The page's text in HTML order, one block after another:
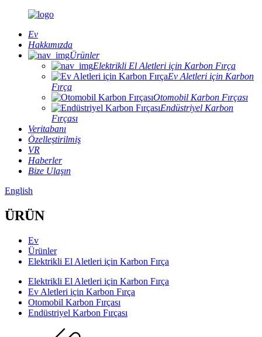
Ev
Hakkımızda
Ürünler
Elektrikli El Aletleri için Karbon Fırça
Ev Aletleri için Karbon
Fırça
Otomobil Karbon Fırçası
Endüstriyel Karbon
Fırçası
Veritabanı
Özelleştirilmiş
VR
Haberler
Bize Ulaşın
English
ÜRÜN
Ev
Ürünler
Elektrikli El Aletleri için Karbon Fırça
Elektrikli El Aletleri için Karbon Fırça
Ev Aletleri için Karbon Fırça
Otomobil Karbon Fırçası
Endüstriyel Karbon Fırçası